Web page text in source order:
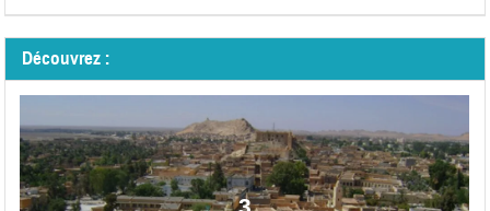
Découvrez :